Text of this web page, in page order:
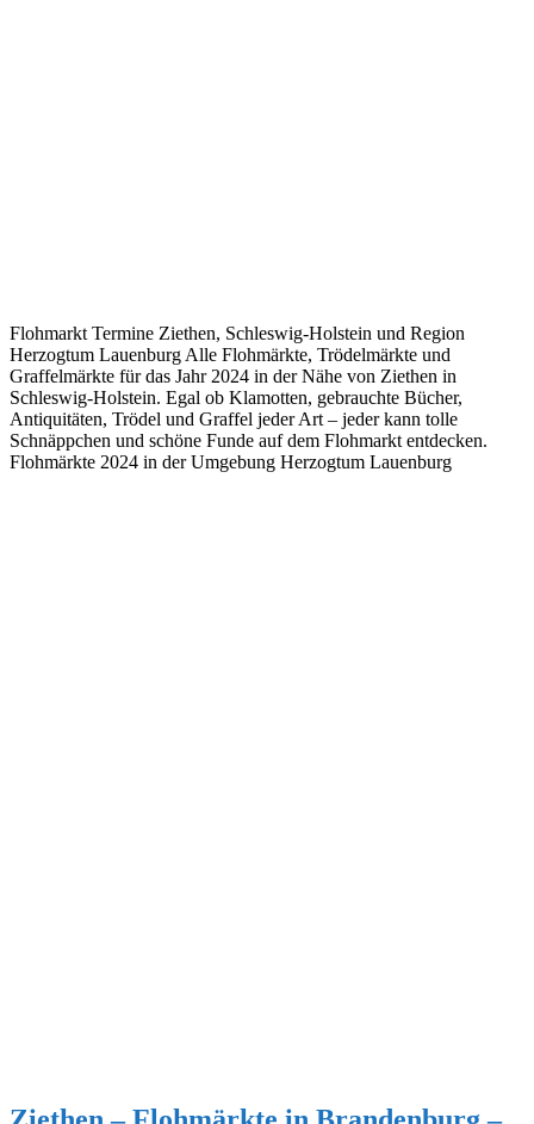
Flohmarkt Termine Ziethen, Schleswig-Holstein und Region
Herzogtum Lauenburg Alle Flohmärkte, Trödelmärkte und
Graffelmärkte für das Jahr 2024 in der Nähe von Ziethen in
Schleswig-Holstein. Egal ob Klamotten, gebrauchte Bücher,
Antiquitäten, Trödel und Graffel jeder Art – jeder kann tolle
Schnäppchen und schöne Funde auf dem Flohmarkt entdecken.
Flohmärkte 2024 in der Umgebung Herzogtum Lauenburg